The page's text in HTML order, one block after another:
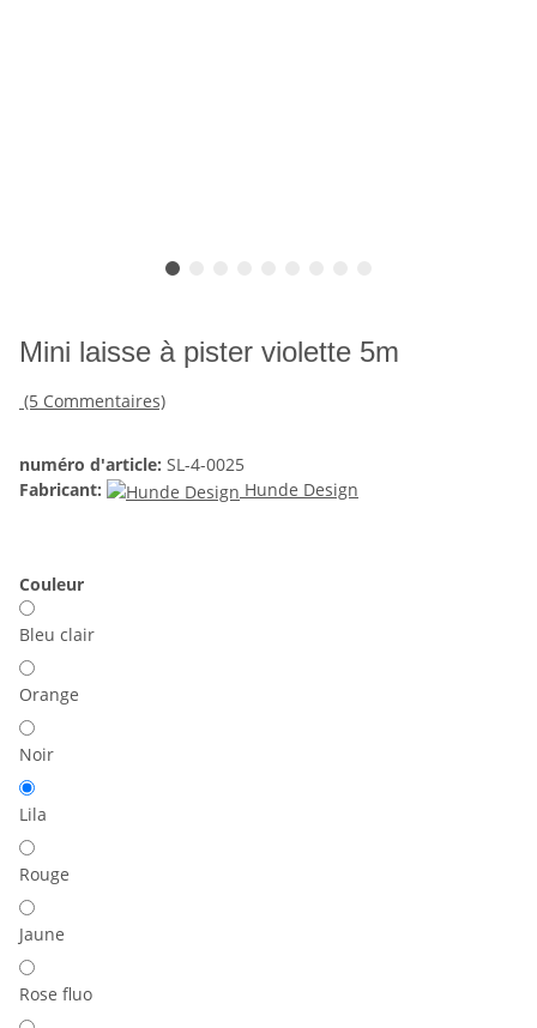
Mini laisse à pister violette 5m
(5 Commentaires)
numéro d'article: SL-4-0025
Fabricant:
Hunde Design
Couleur
Bleu clair
Orange
Noir
Lila
Rouge
Jaune
Rose fluo